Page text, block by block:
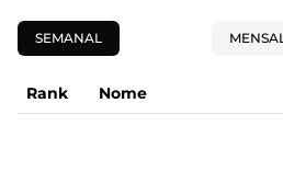
SEMANAL MENSAL
Rank Nome